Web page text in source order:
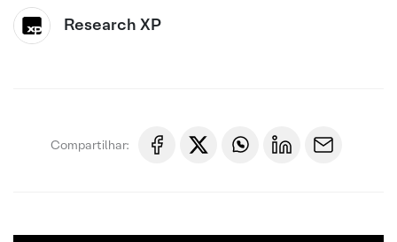
Research XP
Compartilhar: